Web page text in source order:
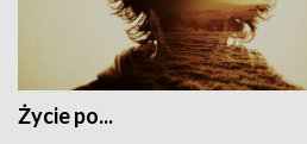
Życie po...